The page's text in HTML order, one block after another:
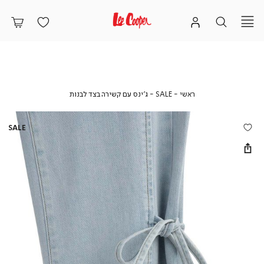
ראשי ראשי
SALE
SALE
ג’ינס עם קשירה בצד לבנותג’ינס
קשירה
בצד
לבנות
SALE